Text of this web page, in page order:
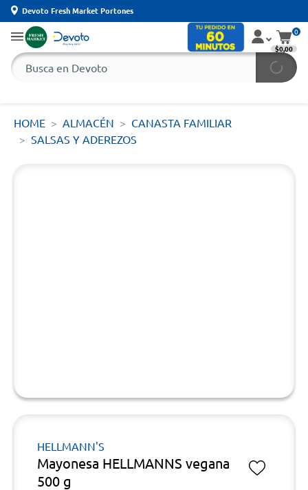
Devoto Fresh Market Portones
0
$0,00
HOME ALMACÉN
CANASTA FAMILIAR
SALSAS Y ADEREZOS
HELLMANN'S
Mayonesa HELLMANNS vegana
500 g